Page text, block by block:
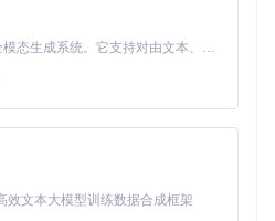
拖动图标到目标位置，释放后自
顿，平均调整时间从传统方法的
单栏图标管理变得如同整理桌面
使用场景
MiniMax H3 是一个通用的全模态生成系统。它支持对由文本、图像、视频和音频组成的多模态上下文进行统一理解，并能生成分辨率高达 2K、时长可达 15 秒的带原生立体声音频的视频。得益于面向任务泛化的系统设计，H3 在预训练阶段就已具备广泛的多模态上下文理解与生成能力，能够出色地执行复杂的多模态指令。
效文本大模型训练数据合成框架